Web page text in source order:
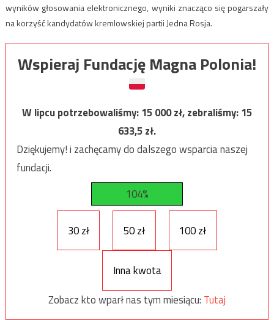
wyników głosowania elektronicznego, wyniki znacząco się pogarszały
na korzyść kandydatów kremlowskiej partii Jedna Rosja.
Wspieraj Fundację Magna Polonia!
W lipcu potrzebowaliśmy:15 000zł, zebraliśmy:15
633,5zł.
Dziękujemy! i zachęcamy do dalszego wsparcia naszej
fundacji.
104%
30 zł 50 zł 100 zł
Inna kwota
Zobacz kto wparł nas tym miesiącu: Tutaj